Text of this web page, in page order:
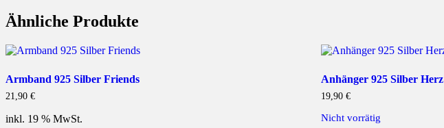
Ähnliche Produkte
Armband 925 Silber Friends
21,90 €
inkl. 19 % MwSt.
Anhänger 925 Silber Herz
19,90 €
Nicht vorrätig